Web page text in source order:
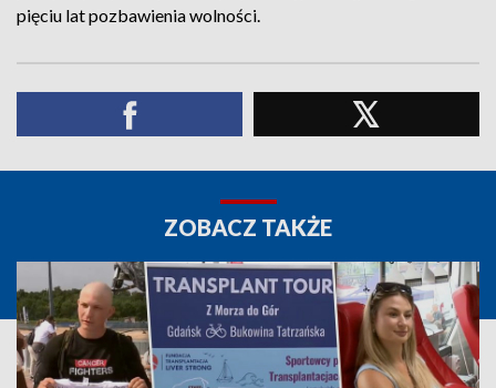
pięciu lat pozbawienia wolności.
ZOBACZ TAKŻE